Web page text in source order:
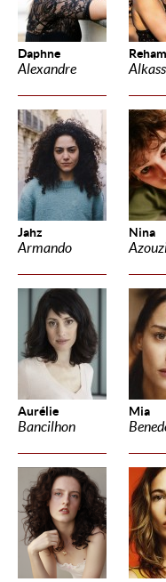
Daphne
Alexandre
Reham
Jahz
Armando
Nina
Aurélie
Bancilhon
Mia